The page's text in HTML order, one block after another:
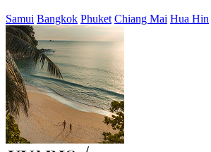
Samui Bangkok Phuket Chiang Mai Hua Hin